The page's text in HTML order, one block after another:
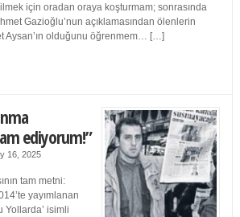
için oradan oraya koşturmam; sonrasında
Gazioğlu’nun açıklamasından ölenlerin
Aysan’ın olduğunu öğrenmem… […]
ediyorum!”
16, 2025
tam metni:
yayımlanan
Yollarda’ isimli